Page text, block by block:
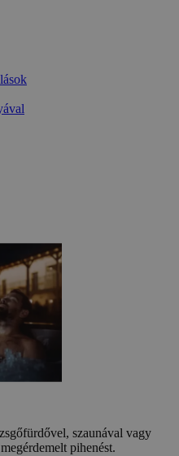
szaunával vagy
pihenést.